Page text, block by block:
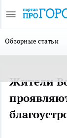
Обзорные статьи
Жители